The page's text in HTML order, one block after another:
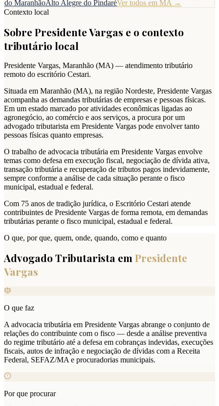
do MaranhãoAlto Alegre do PindaréVer todos em MA →
Contexto local
Sobre Presidente Vargas e o contexto
tributário local
Presidente Vargas, Maranhão (MA) — atendimento tributário
remoto do escritório Cestari.
Situada em Maranhão (MA), na região Nordeste, Presidente Vargas
acompanha as demandas tributárias de empresas e pessoas físicas.
Em um estado marcado por atividades econômicas ligadas ao
agronegócio, ao comércio e aos serviços, a procura por um
advogado tributarista em Presidente Vargas pode envolver tanto
pessoas físicas quanto empresas.
O trabalho de advocacia tributária em Presidente Vargas envolve
temas como defesa em execução fiscal, negociação de dívida ativa,
transação tributária e recuperação de tributos pagos indevidamente,
sempre conforme a análise de cada situação perante o fisco
municipal, estadual e federal.
Com 75 anos de tradição jurídica, o Escritório Cestari atende
contribuintes de Presidente Vargas de forma remota, em demandas
tributárias perante o fisco municipal, estadual e federal.
O que, por que, quem, onde, quando, como e quanto
Advogado Tributarista em Presidente
Vargas
O que faz
A advocacia tributária em Presidente Vargas abrange o conjunto de
relações do contribuinte com o fisco — desde a análise preventiva
do regime tributário até a defesa em cobranças indevidas, execuções
fiscais, autos de infração e negociação de dívidas com a Receita
Federal, SEFAZ/MA e procuradorias municipais.
Por que procurar